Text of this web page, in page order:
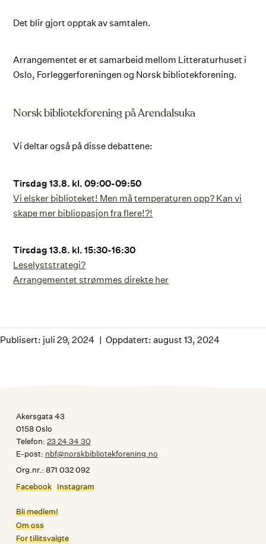
Det blir gjort opptak av samtalen.
Arrangementet er et samarbeid mellom Litteraturhuset i
Oslo, Forleggerforeningen og Norsk bibliotekforening.
Norsk bibliotekforening på Arendalsuka
Vi deltar også på disse debattene:
Tirsdag 13.8. kl. 09:00-09:50
Vi elsker biblioteket! Men må temperaturen opp? Kan vi
skape mer bibliopasjon fra flere!?!
Tirsdag 13.8. kl. 15:30-16:30
Leselyststrategi?
Arrangementet strømmes direkte her
Publisert: juli 29, 2024 Oppdatert: august 13, 2024
Akersgata 43
0158 Oslo
Telefon: 23 24 34 30
E-post: nbf@norskbibliotekforening.no
Org.nr.: 871 032 092
Facebook Instagram
Bli medlem!
Om oss
For tillitsvalgte